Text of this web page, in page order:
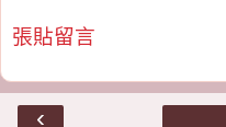
張貼留言
‹